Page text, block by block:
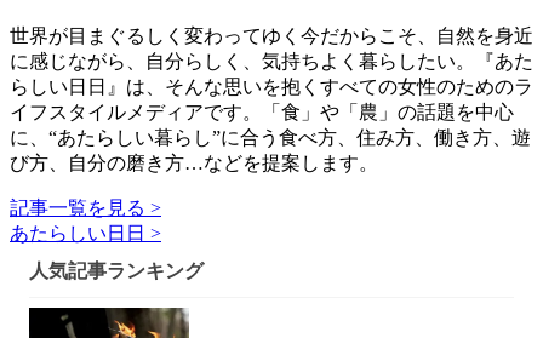
世界が目まぐるしく変わってゆく今だからこそ、自然を身近
に感じながら、自分らしく、気持ちよく暮らしたい。『あた
らしい日日』は、そんな思いを抱くすべての女性のためのラ
イフスタイルメディアです。「食」や「農」の話題を中心
に、“あたらしい暮らし”に合う食べ方、住み方、働き方、遊
び方、自分の磨き方…などを提案します。
記事一覧を見る >
あたらしい日日 >
人気記事ランキング